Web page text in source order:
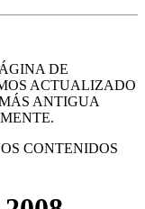
DE
ACTUALIZADO
ANTIGUA
CONTENIDOS